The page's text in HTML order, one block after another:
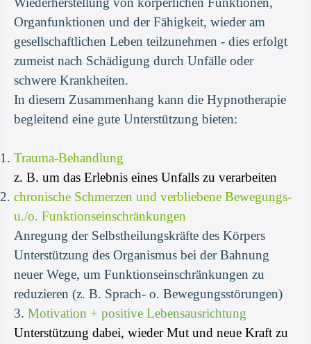
Organfunktionen und der Fähigkeit, wieder am
gesellschaftlichen Leben teilzunehmen - dies erfolgt
zumeist nach Schädigung durch Unfälle oder
schwere Krankheiten.
In diesem Zusammenhang kann die Hypnotherapie
begleitend eine gute Unterstützung bieten:
Trauma-Behandlung
z. B. um das Erlebnis eines Unfalls zu verarbeiten
chronische Schmerzen und verbliebene Bewegungs-
u./o. Funktionseinschränkungen
Anregung der Selbstheilungskräfte des Körpers
Unterstützung des Organismus bei der Bahnung
neuer Wege, um Funktionseinschränkungen zu
reduzieren (z. B. Sprach- o. Bewegungsstörungen)
3. Motivation + positive Lebensausrichtung
Unterstützung dabei, wieder Mut und neue Kraft zu